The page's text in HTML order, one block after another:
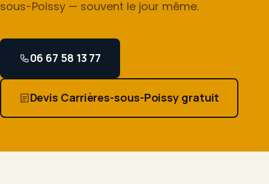
sous-Poissy — souvent le jour même.
06 67 58 13 77
Devis Carrières-sous-Poissy gratuit